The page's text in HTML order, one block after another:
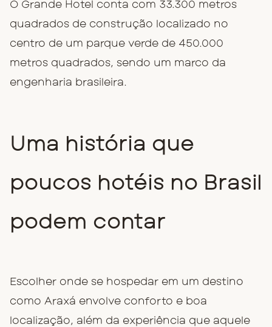
O Grande Hotel conta com 33.300 metros
quadrados de construção localizado no
centro de um parque verde de 450.000
metros quadrados, sendo um marco da
engenharia brasileira.
Uma história que
poucos hotéis no Brasil
podem contar
Escolher onde se hospedar em um destino
como Araxá envolve conforto e boa
localização, além da experiência que aquele